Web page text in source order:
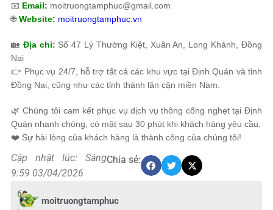
📧 Email: moitruongtamphuc@gmail.com
🌐Website: moitruongtamphuc.vn
🏡 Địa chỉ: Số 47 Lý Thường Kiệt, Xuân An, Long Khánh, Đồng
Nai
👉 Phục vụ 24/7, hỗ trợ tất cả các khu vực tại Định Quán và tỉnh
Đồng Nai, cũng như các tỉnh thành lân cận miền Nam.
🌿 Chúng tôi cam kết phục vụ dịch vụ thông cống nghẹt tại Định
Quán nhanh chóng, có mặt sau 30 phút khi khách hàng yêu cầu.
❤️ Sự hài lòng của khách hàng là thành công của chúng tôi!
Cập nhật lúc: Sáng
9:59 03/04/2026
Chia sẻ:
moitruongtamphuc
6
: